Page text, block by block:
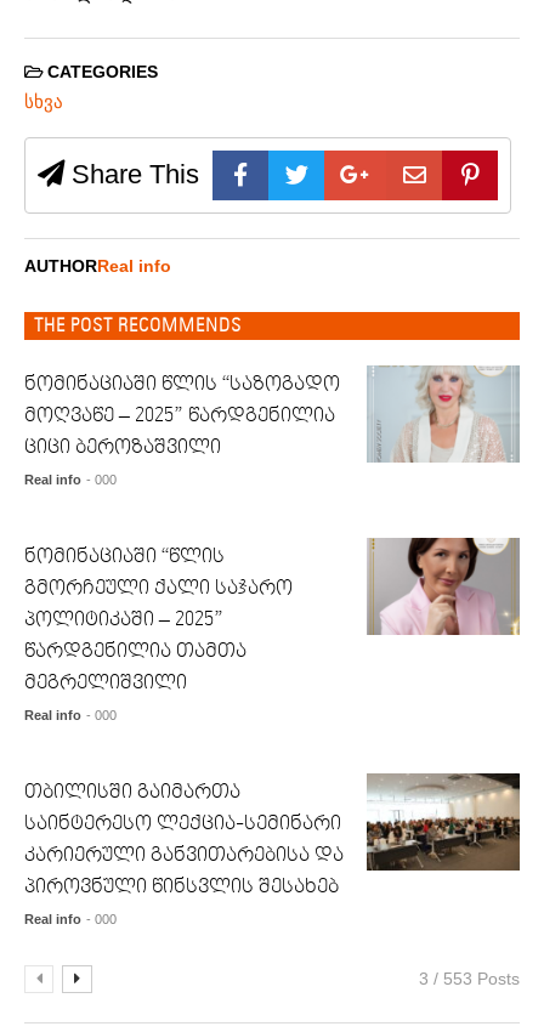
CATEGORIES
სხვა
Share This
AUTHOR Real info
THE POST RECOMMENDS
ნომინაციაში წლის “საზოგადო
მოღვაწე – 2025” წარდგენილია
ციცი ბეროზაშვილი
Real info - 000
ნომინაციაში “წლის
გმორჩეული ქალი საჯარო
პოლიტიკაში – 2025”
წარდგენილია თამთა
მეგრელიშვილი
Real info - 000
თბილისში გაიმართა
საინტერესო ლექცია-სემინარი
კარიერული განვითარებისა და
პიროვნული წინსვლის შესახებ
Real info - 000
3 / 553 Posts